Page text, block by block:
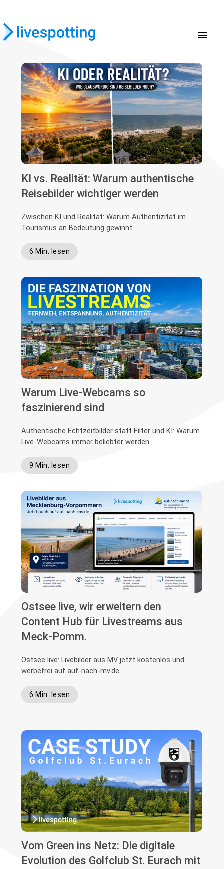
menu
KI vs. Realität: Warum authentische
Reisebilder wichtiger werden
Zwischen KI und Realität: Warum Authentizität im
Tourismus an Bedeutung gewinnt.
6 Min. lesen
Warum Live-Webcams so
faszinierend sind
Authentische Echtzeitbilder statt Filter und KI: Warum
Live-Webcams immer beliebter werden.
9 Min. lesen
Ostsee live, wir erweitern den
Content Hub für Livestreams aus
Meck-Pomm.
Ostsee live: Livebilder aus MV jetzt kostenlos und
werbefrei auf auf-nach-mv.de.
6 Min. lesen
Vom Green ins Netz: Die digitale
Evolution des Golfclub St. Eurach mit